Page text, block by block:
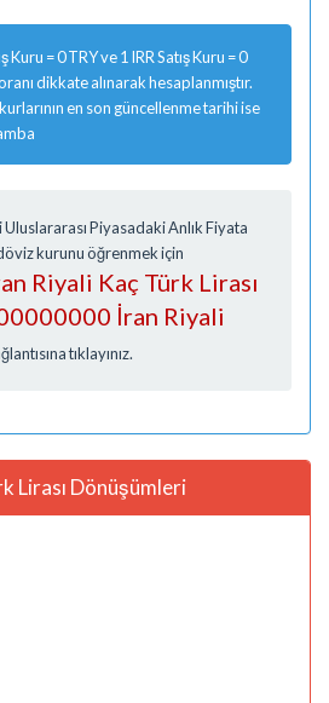
Kuru = 0 TRY ve 1 IRR Satış Kuru = 0
dikkate alınarak hesaplanmıştır.
en son güncellenme tarihi ise
Piyasadaki Anlık Fiyata
kurunu öğrenmek için
Riyali Kaç Türk Lirası
İran Riyali
tıklayınız.
Lirası Dönüşümleri